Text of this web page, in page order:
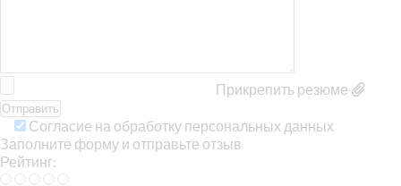
Прикрепить резюме
Согласие на обработку персональных данных
Заполните форму и отправьте отзыв
Рейтинг: